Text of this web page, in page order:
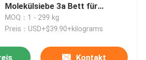
Molekülsiebe 3a Bett für
Lufttrockner Naturgastrockner
MOQ：1 - 299 kg
Preis：USD+$39.90+kilograms
Kontakt